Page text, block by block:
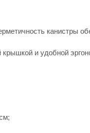
канистры
и удобной